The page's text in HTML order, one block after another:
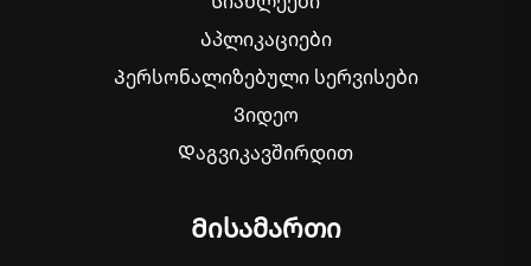
Აპლიკაციები
Პერსონალიზებული სერვისები
Ვიდეო
Დაგვიკავშირდით
Მისამართი